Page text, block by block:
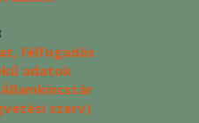
félfogadás
adatok
szerv)